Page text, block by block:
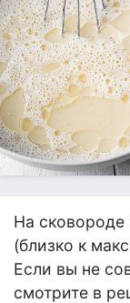
На
(близко к
Если вы не
смотрите в